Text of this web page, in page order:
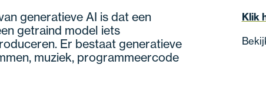
generatieve AI is dat een
getraind model iets
Er bestaat generatieve
muziek, programmeercode
Klik